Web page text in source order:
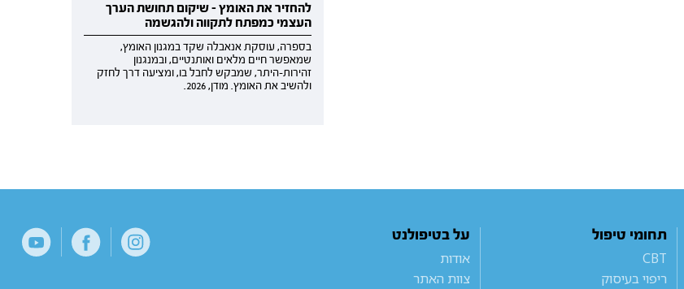
להחזיר את האומץ - שיקום תחושת הערך
העצמי כמפתח לתקווה ולהגשמה
בספרה, עוסקת אנאבלה שקד במגנון האומץ,
שמאפשר חיים מלאים ואותנטיים, ובמנגנון
זהירות-היתר, שמבקש לחבל בו, ומציעה דרך לחזק
ולהשיב את האומץ. מודן, 2026.
תחומי טיפול
CBT
ריפוי בעיסוק
על בטיפולנט
אודות
צוות האתר